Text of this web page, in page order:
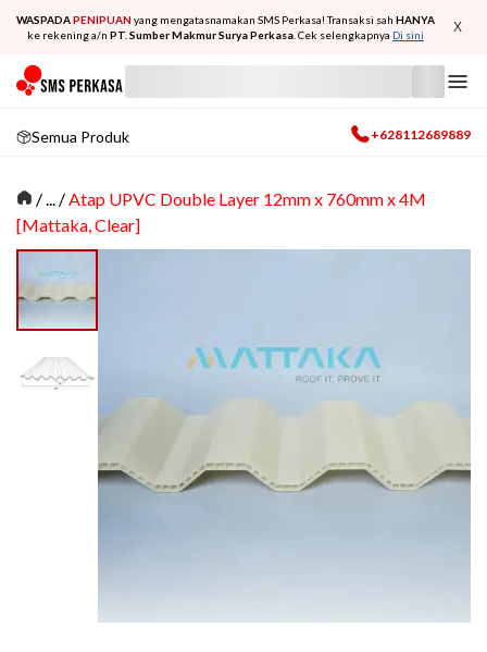
WASPADAPENIPUAN yang mengatasnamakan SMS Perkasa! Transaksi sah HANYA
ke rekening a/n PT. Sumber Makmur Surya Perkasa . Cek selengkapnya Di sini X
Semua Produk +628112689889
/... /Atap UPVC Double Layer 12mm x 760mm x 4M
[Mattaka, Clear]